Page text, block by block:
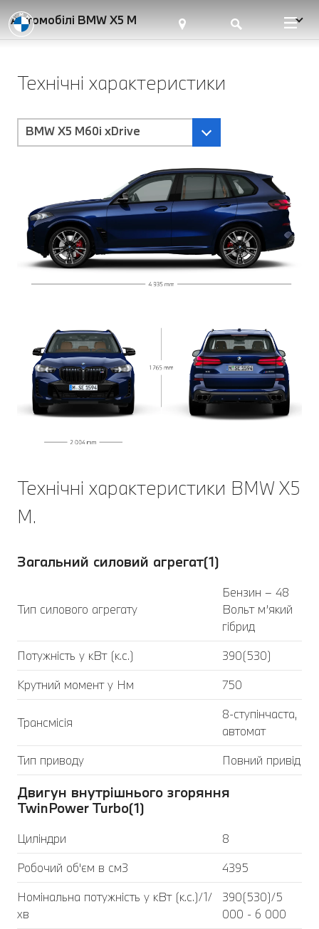
Автомобілі BMW X5 M
Технічні характеристики
BMW X5 M60i xDrive
Технічні характеристики BMW X5
M.
Загальний силовий агрегат(1)
Тип силового агрегату
Бензин – 48
Вольт м’який
гібрид
Потужність у кВт (к.с.)
390(530)
Крутний момент у Нм
750
Трансмісія
8-ступінчаста,
автомат
Тип приводу
Повний привід
Двигун внутрішнього згоряння
TwinPower Turbo(1)
Циліндри
8
Робочий об'єм в см3
4395
Номінальна потужність у кВт (к.с.)/1/
хв
390(530)/5
000 - 6 000